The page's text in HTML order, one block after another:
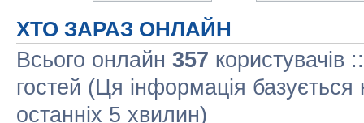
ХТО ЗАРАЗ ОНЛАЙН
Всього онлайн 357 користувачів
гостей (Ця інформація базується
останніх 5 хвилин)